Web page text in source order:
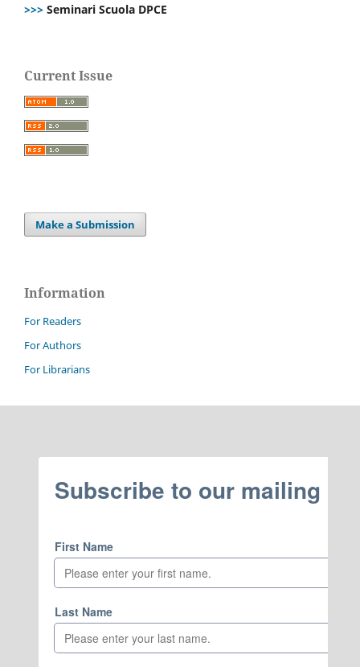
>>> Seminari Scuola DPCE
Current Issue
Make a Submission
Information
For Readers
For Authors
For Librarians